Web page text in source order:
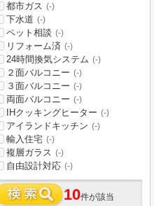
都市ガス (-)
下水道 (-)
ペット相談 (-)
リフォーム済 (-)
24時間換気システム (-)
２面バルコニー (-)
３面バルコニー (-)
両面バルコニー (-)
IHクッキングヒーター (-)
アイランドキッチン (-)
輸入住宅 (-)
複層ガラス (-)
自由設計対応 (-)
10件が該当